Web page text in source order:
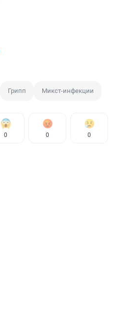
Грипп Микст-инфекции
0 0 0